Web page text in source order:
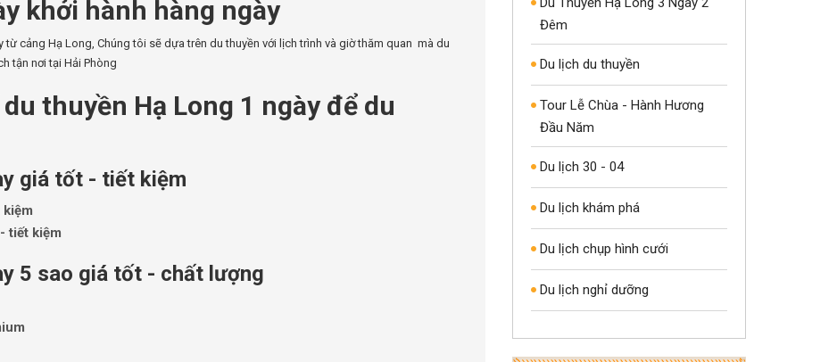
khởi hành hàng ngày
từ cảng Hạ Long, Chúng tôi sẽ dựa trên du thuyền với lịch trình và giờ thăm quan mà du
tận nơi tại Hải Phòng
thuyền Hạ Long 1 ngày để du
giá tốt - tiết kiệm
tiết kiệm
5 sao giá tốt - chất lượng
Đêm
Du lịch du thuyền
Tour Lễ Chùa - Hành Hương
Đầu Năm
Du lịch 30 - 04
Du lịch khám phá
Du lịch chụp hình cưới
Du lịch nghỉ dưỡng